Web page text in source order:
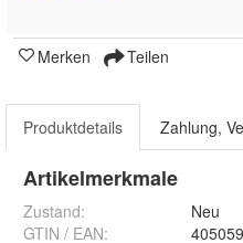
Merken Teilen
Produktdetails Zahlung,
Artikelmerkmale
Zustand:
Neu
GTIN / EAN: